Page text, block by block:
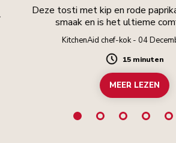
Deze tosti met kip en rode
smaak en is het ultieme
KitchenAid chef-kok - 04
Duration
15 minuten
MEER LEZEN